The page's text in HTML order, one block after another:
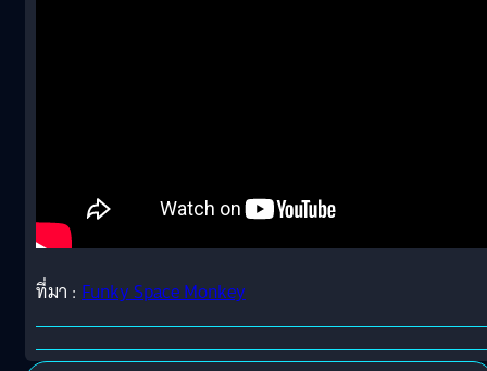
ที่มา : Funky Space Monkey